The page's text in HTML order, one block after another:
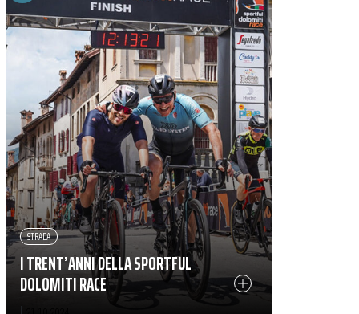
I TRENT’ANNI DELLA SPORTFUL
DOLOMITI RACE
STRADA